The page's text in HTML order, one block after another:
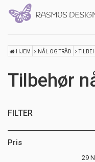
HJEM NÅL OG TRÅD
Tilbehør
FILTER
Pris
29